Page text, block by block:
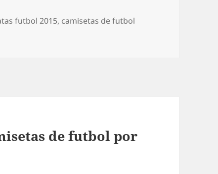
futbol 2015, camisetas de futbol
de futbol por